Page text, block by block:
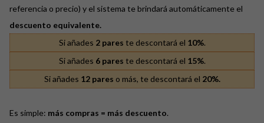
referencia o precio) y el sistema te brindará automáticamente el
descuento equivalente.
Si añades 2 pares te descontará el 10%.
Si añades 6 pares te descontará el 15%.
Si añades 12 pares o más, te descontará el 20%.
Es simple: más compras = más descuento.